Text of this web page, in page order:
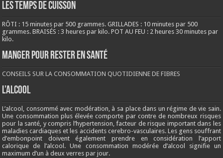
LES TEMPS DE CUISSON
RÔTI : 15 minutes par 500 grammes. GRILLADES : 10 minutes par 500
grammes. BRAISÉS : 3 heures par kilo. POT AU FEU : 2 heures 30 minutes par
kilo.
Manger pour rester en santé
CONSEILS SUR LA CONSOMMATION QUOTIDIENNE DE FIBRES
L’ALCOOL
L’alcool, consommé avec modération, à sa place dans un régime de vie sain.
Une consommation plus élevée comporte par contre de nombreux risques
pour la santé, y compris l’hypertension, facteur de risque important dans les
maladies cardiaques et les accidents cerebro-vasculaires. Les gens souffrant
d’embonpoint doivent également prendre en considération l’apport
calorique de l’alcool. Une consommation modérée d’alcool signifie un
maximum d’un à deux verres par jour.